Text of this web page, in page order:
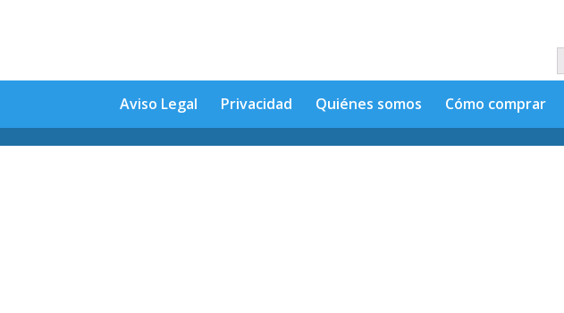
Aviso Legal Privacidad Quiénes somos Cómo comprar